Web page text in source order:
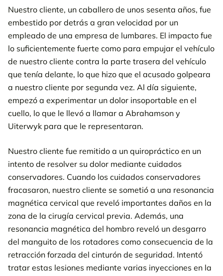
Nuestro cliente, un caballero de unos sesenta años, fue
embestido por detrás a gran velocidad por un
empleado de una empresa de lumbares. El impacto fue
lo suficientemente fuerte como para empujar el vehículo
de nuestro cliente contra la parte trasera del vehículo
que tenía delante, lo que hizo que el acusado golpeara
a nuestro cliente por segunda vez. Al día siguiente,
empezó a experimentar un dolor insoportable en el
cuello, lo que le llevó a llamar a Abrahamson y
Uiterwyk para que le representaran.
Nuestro cliente fue remitido a un quiropráctico en un
intento de resolver su dolor mediante cuidados
conservadores. Cuando los cuidados conservadores
fracasaron, nuestro cliente se sometió a una resonancia
magnética cervical que reveló importantes daños en la
zona de la cirugía cervical previa. Además, una
resonancia magnética del hombro reveló un desgarro
del manguito de los rotadores como consecuencia de la
retracción forzada del cinturón de seguridad. Intentó
tratar estas lesiones mediante varias inyecciones en la